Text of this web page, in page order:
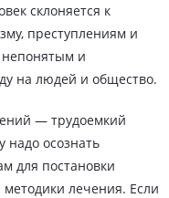
склоняется к
преступлениям и
и
на людей и общество.
— трудоемкий
надо осознать
для постановки
лечения. Если